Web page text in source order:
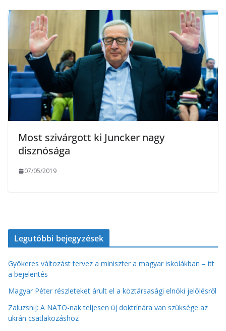
Most szivárgott ki Juncker nagy
disznósága
07/05/2019
Legutóbbi bejegyzések
Gyökeres változást tervez a miniszter a magyar iskolákban – itt
a bejelentés
Magyar Péter részleteket árult el a köztársasági elnöki jelölésről
Zaluzsnij: A NATO-nak teljesen új doktrínára van szüksége az
ukrán csatlakozáshoz